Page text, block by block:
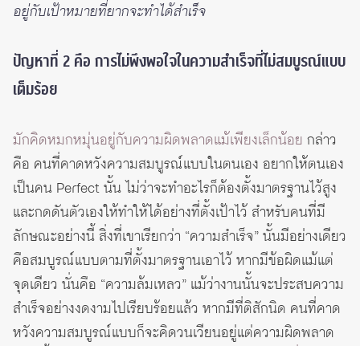
อยู่กับเป้าหมายที่ยากจะทำได้สำเร็จ
ปัญหาที่ 2 คือ การไม่พึงพอใจในความสำเร็จที่ไม่สมบูรณ์แบบ
เต็มร้อย
มักคิดหมกหมุ่นอยู่กับความผิดพลาดแม้เพียงเล็กน้อย กล่าว
คือ คนที่คาดหวังความสมบูรณ์แบบในตนเอง อยากให้ตนเอง
เป็นคน Perfect นั้น ไม่ว่าจะทำอะไรก็ต้องตั้งมาตรฐานไว้สูง
และกดดันตัวเองให้ทำให้ได้อย่างที่ตั้งเป้าไว้ สำหรับคนที่มี
ลักษณะอย่างนี้ สิ่งที่เขาเรียกว่า “ความสำเร็จ” นั้นมีอย่างเดียว
คือสมบูรณ์แบบตามที่ตั้งมาตรฐานเอาไว้ หากมีข้อผิดแม้แต่
จุดเดียว นั่นคือ “ความล้มเหลว” แม้ว่างานนั้นจะประสบความ
สำเร็จอย่างงดงามไปเรียบร้อยแล้ว หากมีที่ติสักนิด คนที่คาด
หวังความสมบูรณ์แบบก็จะคิดวนเวียนอยู่แต่ความผิดพลาด